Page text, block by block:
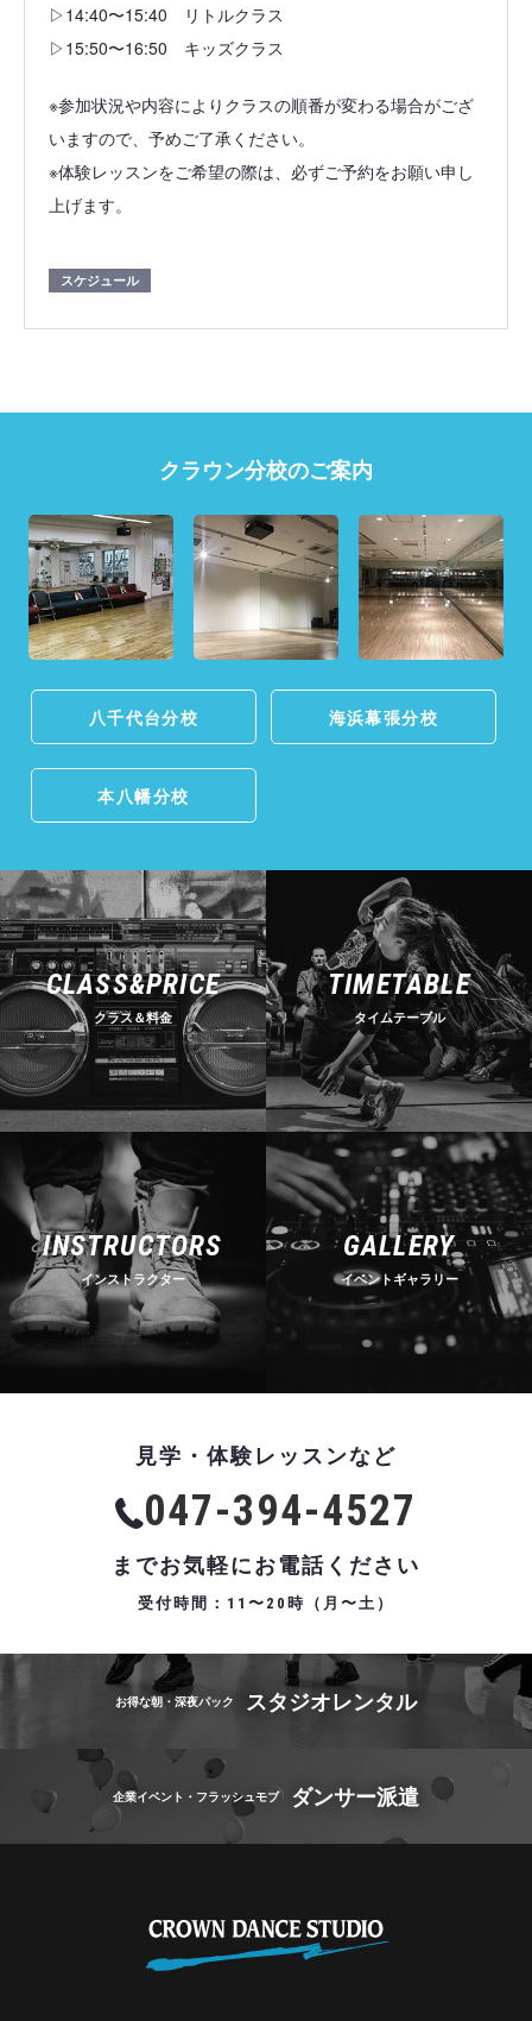
▷14:40〜15:40 リトルクラス
▷15:50〜16:50 キッズクラス
※参加状況や内容によりクラスの順番が変わる場合がござ
いますので、予めご了承ください。
※体験レッスンをご希望の際は、必ずご予約をお願い申し
上げます。
スケジュール
クラウン分校のご案内
八千代台分校 海浜幕張分校
本八幡分校
CLASS&PRICE
クラス＆料金
TIMETABLE
タイムテーブル
INSTRUCTORS
インストラクター
GALLERY
イベントギャラリー
見学・体験レッスンなど
047-394-4527
までお気軽にお電話ください
受付時間：11〜20時（月〜土）
お得な朝・深夜パック スタジオレンタル
企業イベント・フラッシュモブ ダンサー派遣